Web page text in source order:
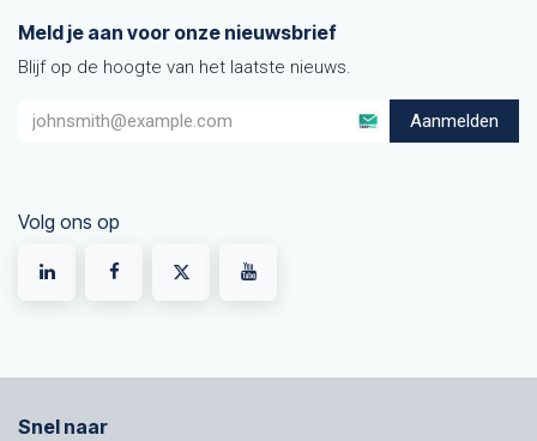
Meld je aan voor onze nieuwsbrief
Blijf op de hoogte van het laatste nieuws.
Aanmelden
Volg ons op
Snel naar